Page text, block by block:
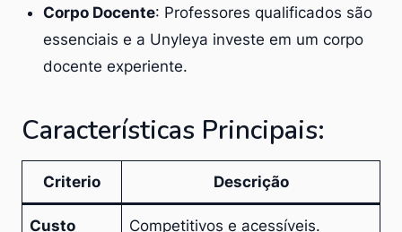
Corpo Docente: Professores qualificados são
essenciais e a Unyleya investe em um corpo
docente experiente.
Características Principais:
Criterio Descrição
Custo Competitivos e acessíveis.